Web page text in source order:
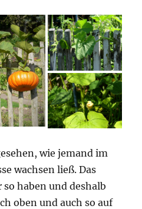
wie jemand im
wachsen ließ. Das
haben und deshalb
oben und auch so auf